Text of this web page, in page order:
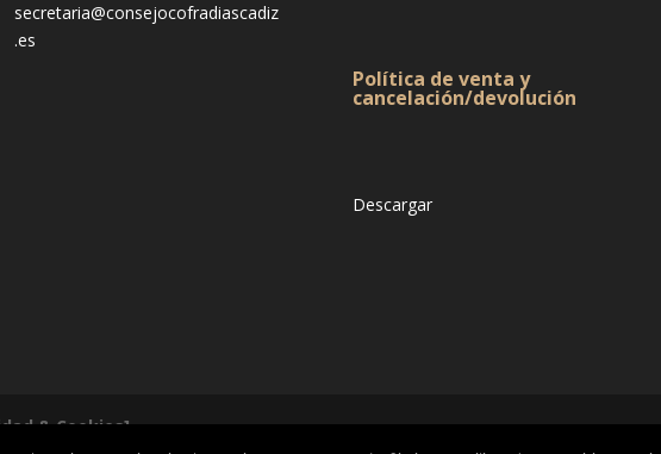
secretaria@consejocofradiascadiz
.es
Política de venta y
cancelación/devolución
Descargar
& Cookies]